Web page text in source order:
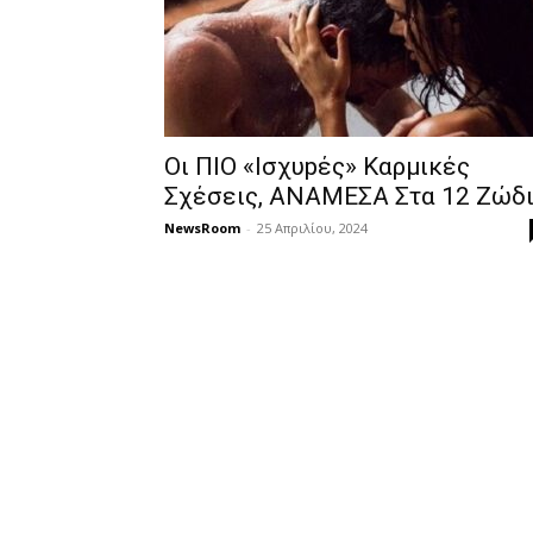
Oι ΠIO «Iσχυpές» Kαρμικές
Σχέσεις, AΝAΜΕΣΑ Στα 12
NewsRoom - 25 Απριλίου, 2024